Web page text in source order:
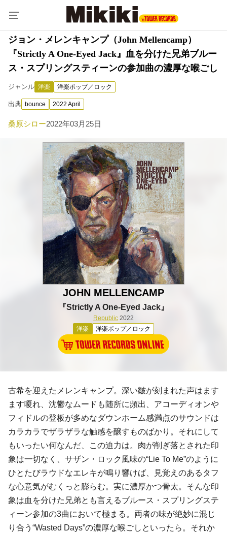
ジョン・メレンキャンプ（John Mellencamp）
『Strictly A One-Eyed Jack』血を分けた兄弟ブルー
ス・スプリングスティーンの参加曲の濃厚な喉ごし
ジャンル 洋楽 洋楽ポップ／ロック
出典 bounce 2022 April
桑原シロー2022年03月25日
JOHN MELLENCAMP
『Strictly A One-Eyed Jack』
Republic 2022
洋楽
洋楽ポップ／ロック
古希を迎えたメレンキャンプ。深い皺が刻まれた声はます
ます嗄れ、沈鬱なムードも随所に頻出、アコーディオンや
フィドルの登板が多めなダウンホーム感満点のサウンドは
カラカラでザラザラな触感を醸すものばかり。それにして
もいったい何なんだ、この迫力は。肉が削ぎ落とされた印
象は一切なく、サザン・ロック風味の“Lie To Me”のように
ひとたびラウドなエレキが鳴り響けば、見覚えのあるタフ
な心意気がむくっと膨らむ。実に濃厚かつ骨太。そんな印
象は血を分けた兄弟とも言えるブルース・スプリングステ
ィーン参加の3曲において極まる。両者の味が絶妙に混じ
り合う“Wasted Days”の濃厚な喉ごしといったら。それか